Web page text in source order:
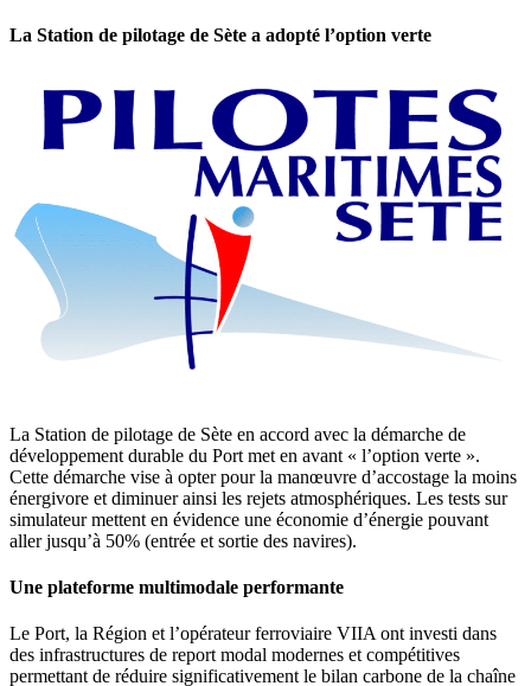
La Station de pilotage de Sète a adopté l’option verte
La Station de pilotage de Sète en accord avec la démarche de
développement durable du Port met en avant « l’option verte ».
Cette démarche vise à opter pour la manœuvre d’accostage la moins
énergivore et diminuer ainsi les rejets atmosphériques. Les tests sur
simulateur mettent en évidence une économie d’énergie pouvant
aller jusqu’à 50% (entrée et sortie des navires).
Une plateforme multimodale performante
Le Port, la Région et l’opérateur ferroviaire VIIA ont investi dans
des infrastructures de report modal modernes et compétitives
permettant de réduire significativement le bilan carbone de la chaîne